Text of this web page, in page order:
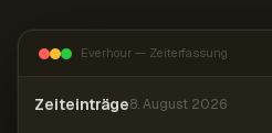
Everhour — Zeiterfassung
Zeiteinträge8. August 2026